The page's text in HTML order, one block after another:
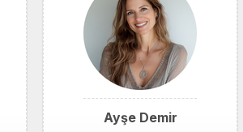
Ayşe Demir